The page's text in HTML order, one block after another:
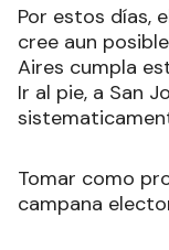
Por estos días,
cree aun
Aires cumpla
Ir al pie, a San
Tomar como
campana